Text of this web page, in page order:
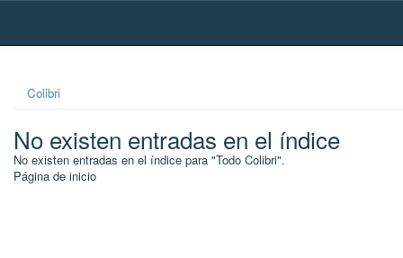
Skip
Colibri
No existen entradas en el índice
No existen entradas en el índice para "Todo Colibri".
Página de inicio